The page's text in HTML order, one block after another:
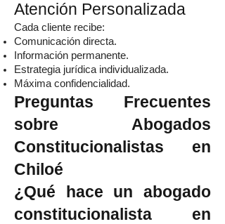
Atención Personalizada
Cada cliente recibe:
Comunicación directa.
Información permanente.
Estrategia jurídica individualizada.
Máxima confidencialidad.
Preguntas Frecuentes
sobre Abogados
Constitucionalistas en
Chiloé
¿Qué hace un abogado
constitucionalista en